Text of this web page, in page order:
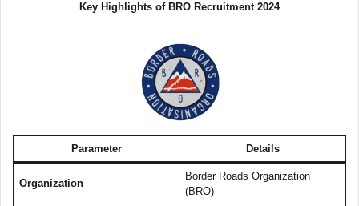
Key Highlights of BRO Recruitment 2024
Parameter Details
Organization
Border Roads Organization
(BRO)